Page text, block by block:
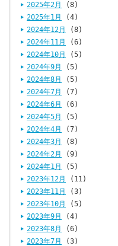
2025年2月
(8)
2025年1月
(4)
2024年12月
(8)
2024年11月
(6)
2024年10月
(5)
2024年9月
(5)
2024年8月
(5)
2024年7月
(7)
2024年6月
(6)
2024年5月
(5)
2024年4月
(7)
2024年3月
(8)
2024年2月
(9)
2024年1月
(5)
2023年12月
(11)
2023年11月
(3)
2023年10月
(5)
2023年9月
(4)
2023年8月
(6)
2023年7月
(3)